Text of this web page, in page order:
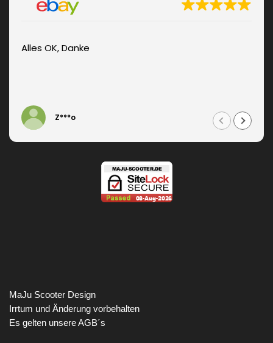
Alles OK, Danke
Z***o
MaJu Scooter Design
Irrtum und Änderung vorbehalten
Es gelten unsere AGB´s